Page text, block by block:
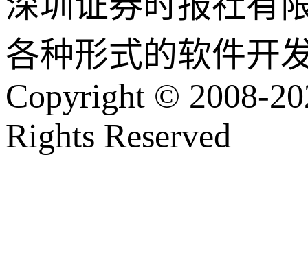
各种形式的软件开
Copyright © 2008-
Rights Reserved